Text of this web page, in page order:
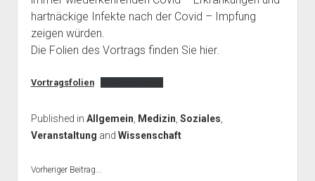
hartnäckige Infekte nach der Covid – Impfung
zeigen würden.
Die Folien des Vortrags finden Sie hier.
Vortragsfolien
Published in Allgemein Medizin Soziales
Veranstaltung and Wissenschaft
Vorheriger Beitrag...